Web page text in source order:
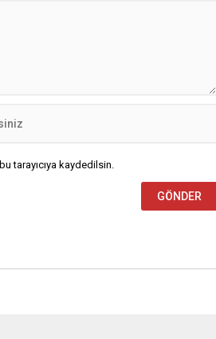
tarayıcıya kaydedilsin.